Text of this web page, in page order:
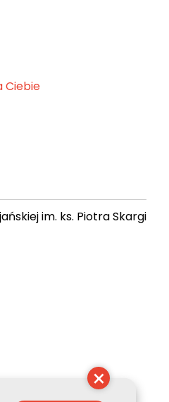
Ciebie
im. ks. Piotra Skargi
×